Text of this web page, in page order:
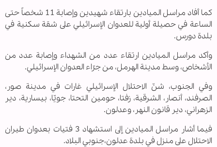
كما أفاد مراسل الميادين بارتقاء شهيدين وإصابة 11 شخصاً حتى
الساعة في حصيلة أولية للعدوان الإسرائيلي على شقة سكنية في
بلدة دورس.
وأكد مراسل الميادين ارتقاء عدد من الشهداء وإصابة عدد من
الأشخاص، وسط مدينة الهرمل، من جرّاء العدوان الإسرائيلي.
وفي الجنوب، شنّ الاحتلال الإسرائيلي غارات في مدينة صور،
الصرفند، أنصار، الشرقية، زفتا، حومين التحتا، جويّا، بيسارية، دير
الزهراني، دير قانون النهر، وعدلون.
فيما أشار مراسل الميادين إلى استشهاد 3 فتيات بعدوان طيران
الاحتلال على منزل في بلدة عدلون،جنوبي البلاد.